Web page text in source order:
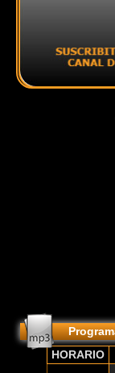
HORARIO